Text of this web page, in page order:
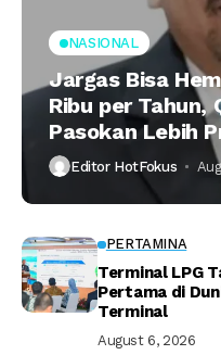
NASIONAL
Jargas Bisa
Ribu per Tahun,
Pasokan Lebih
Editor HotFokus
PERTAMINA
Terminal LPG
Pertama di
Terminal
August 6, 2026